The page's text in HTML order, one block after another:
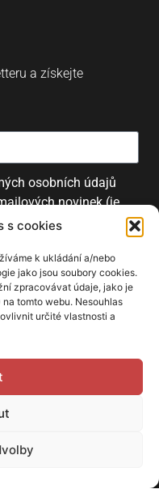
s cookies
k ukládání a/nebo
jako jsou soubory cookies.
zpracovávat údaje, jako je
tomto webu. Nesouhlas
určité vlastnosti a
a získejte
osobních údajů
novinek (je